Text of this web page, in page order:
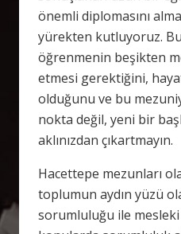
önemli diplomasını
yürekten kutluyoruz.
öğrenmenin beşikten
etmesi gerektiğini,
olduğunu ve bu
nokta değil, yeni bir
aklınızdan çıkartmayın.
Hacettepe mezunları
toplumun aydın yüzü
sorumluluğu ile